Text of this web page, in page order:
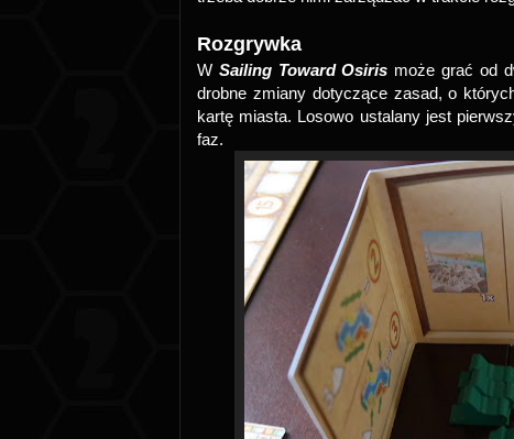
Rozgrywka
W Sailing Toward Osiris może grać od
drobne zmiany dotyczące zasad, o
kartę miasta. Losowo ustalany jest
faz.